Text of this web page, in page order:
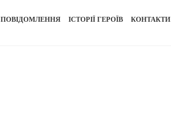
ПОВІДОМЛЕННЯ ІСТОРІЇ ГЕРОЇВ КОНТАКТИ